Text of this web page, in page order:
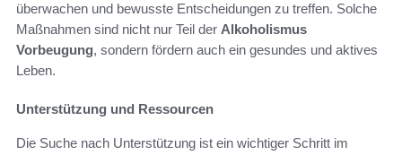
überwachen und bewusste Entscheidungen zu treffen. Solche
Maßnahmen sind nicht nur Teil der Alkoholismus
Vorbeugung, sondern fördern auch ein gesundes und aktives
Leben.
Unterstützung und Ressourcen
Die Suche nach Unterstützung ist ein wichtiger Schritt im